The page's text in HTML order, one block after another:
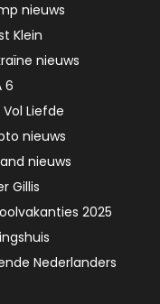
nieuws
Klein
nieuws
6
Vol Liefde
nieuws
nieuws
Gillis
2025
Nederlanders